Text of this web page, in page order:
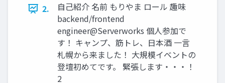
2.
自己紹介 名前 もりやま ロール 趣味
backend/frontend
engineer@Serverworks 個人参加で
す！ キャンプ、筋トレ、日本酒 一言
札幌から来ました！ 大規模イベントの
登壇初めてです。 緊張します・・・！
2